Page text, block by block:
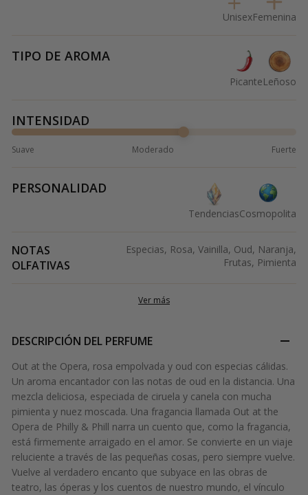
UnisexFemenina
TIPO DE AROMA
PicanteLeñoso
INTENSIDAD
Suave Moderado Fuerte
PERSONALIDAD
TendenciasCosmopolita
NOTAS
OLFATIVAS
Especias, Rosa, Vainilla, Oud, Naranja,
Frutas, Pimienta
Ver más
DESCRIPCIÓN DEL PERFUME
Out at the Opera, rosa empolvada y oud con especias cálidas.
Un aroma encantador con las notas de oud en la distancia. Una
mezcla deliciosa, especiada de ciruela y canela con mucha
pimienta y nuez moscada. Una fragancia llamada Out at the
Opera de Philly & Phill narra un cuento que, como la fragancia,
está firmemente arraigado en el amor. Se convierte en un viaje
reluciente a través de las pequeñas cosas, pero siempre vuelve.
Vuelve al verdadero encanto que subyace en las obras de
teatro, las óperas y los cuentos de nuestro mundo, el vínculo